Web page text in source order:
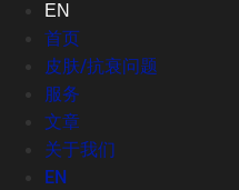
EN
首页
皮肤/抗衰问题
服务
文章
关于我们
EN